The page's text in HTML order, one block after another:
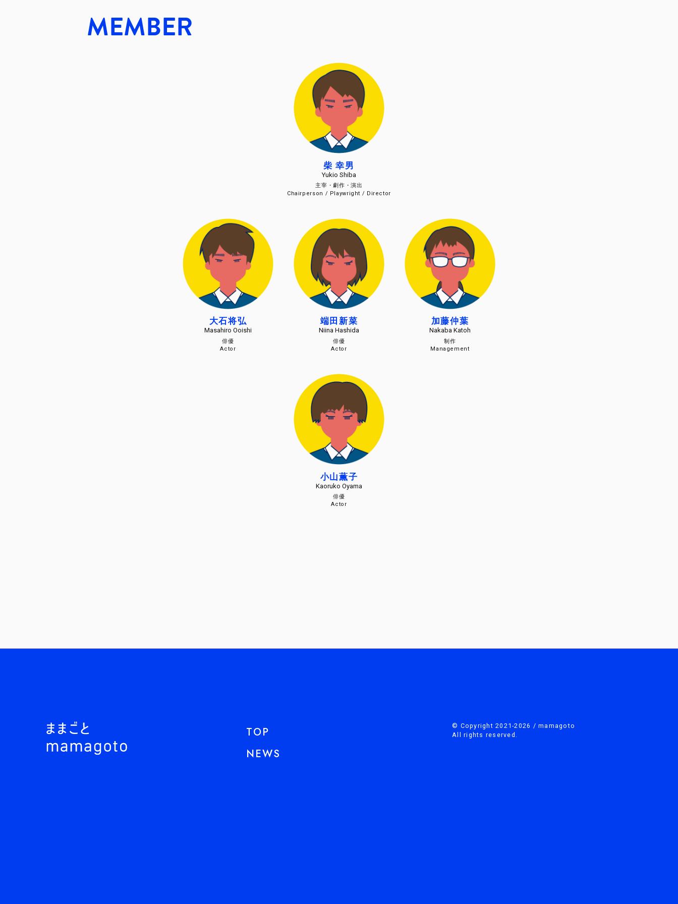
MEMBER
柴 幸男
Yukio Shiba
主宰・劇作・演出
Chairperson / Playwright / Director
大石将弘
Masahiro Ooishi
俳優
Actor
端田新菜
Niina Hashida
俳優
Actor
加藤仲葉
Nakaba Katoh
制作
Management
小山薫子
Kaoruko Oyama
俳優
Actor
TOP
NEWS
© Copyright 2021-2026 / mamagoto
All rights reserved.